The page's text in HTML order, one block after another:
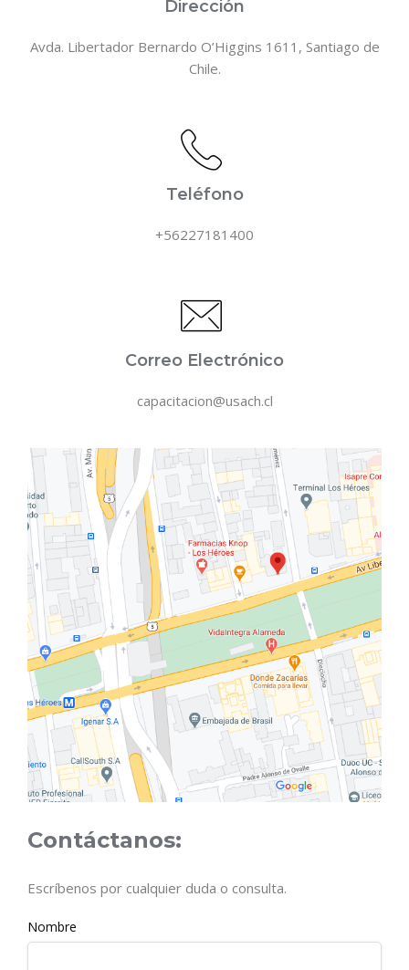
Dirección
Avda. Libertador Bernardo O’Higgins 1611, Santiago de
Chile.
Teléfono
+56227181400
Correo Electrónico
capacitacion@usach.cl
Contáctanos:
Escríbenos por cualquier duda o consulta.
Nombre